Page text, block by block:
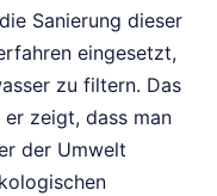
Sanierung dieser
eingesetzt,
zu filtern. Das
zeigt, dass man
der Umwelt